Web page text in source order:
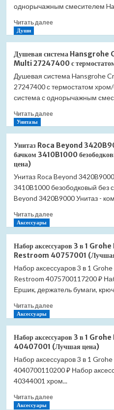
Showerpipe
1jet
с
термостатом
(Лучшая
однорычажным смесителем
Читать далееПрочитать
система
Hansgrohe
Croma
Select
S
180
27255400
хром/
белый
Души
Душевая система
Multi 27247400 с
Душевая система Hansgrohe
27247400 с термостатом
система с однорычажным
Читать далееПрочитать
система
Hansgrohe
Select
S
SemiPipe
27247400
термостатом
белый
цена)
Унитазы
Унитаз Roca Beyond
бачком 3410B1000
цена)
Унитаз Roca Beyond
3410B1000 безободковый без
Beyond 3420B9000 Унитаз -
Читать далееПрочитать
Roca
Beyond
3420B9000
rimless
напольный
бачком
безободковый
сиденья
(Лучшая
цена)
Аксессуары
Набор аксессуаров 3 в 1
Restroom 40757001
Набор аксессуаров 3 в 1
Restroom 4075700117200 ₽
Ершик, держатель бумаги,
Читать далееПрочитать
аксессуаров
3
в
1
Grohe
Cube
Аксессуары
Набор аксессуаров 3 в 1
40407001 (Лучшая цена)
Набор аксессуаров 3 в 1
4040700110200 ₽ Набор
40344001 хром...
Читать далееПрочитать
Аксессуары